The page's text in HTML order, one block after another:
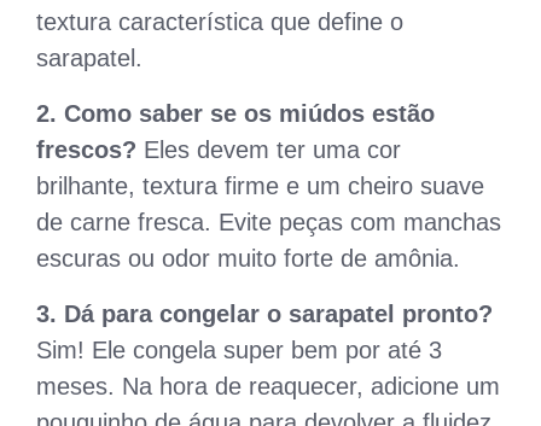
textura característica que define o
sarapatel.
2. Como saber se os miúdos estão
frescos? Eles devem ter uma cor
brilhante, textura firme e um cheiro suave
de carne fresca. Evite peças com manchas
escuras ou odor muito forte de amônia.
3. Dá para congelar o sarapatel pronto?
Sim! Ele congela super bem por até 3
meses. Na hora de reaquecer, adicione um